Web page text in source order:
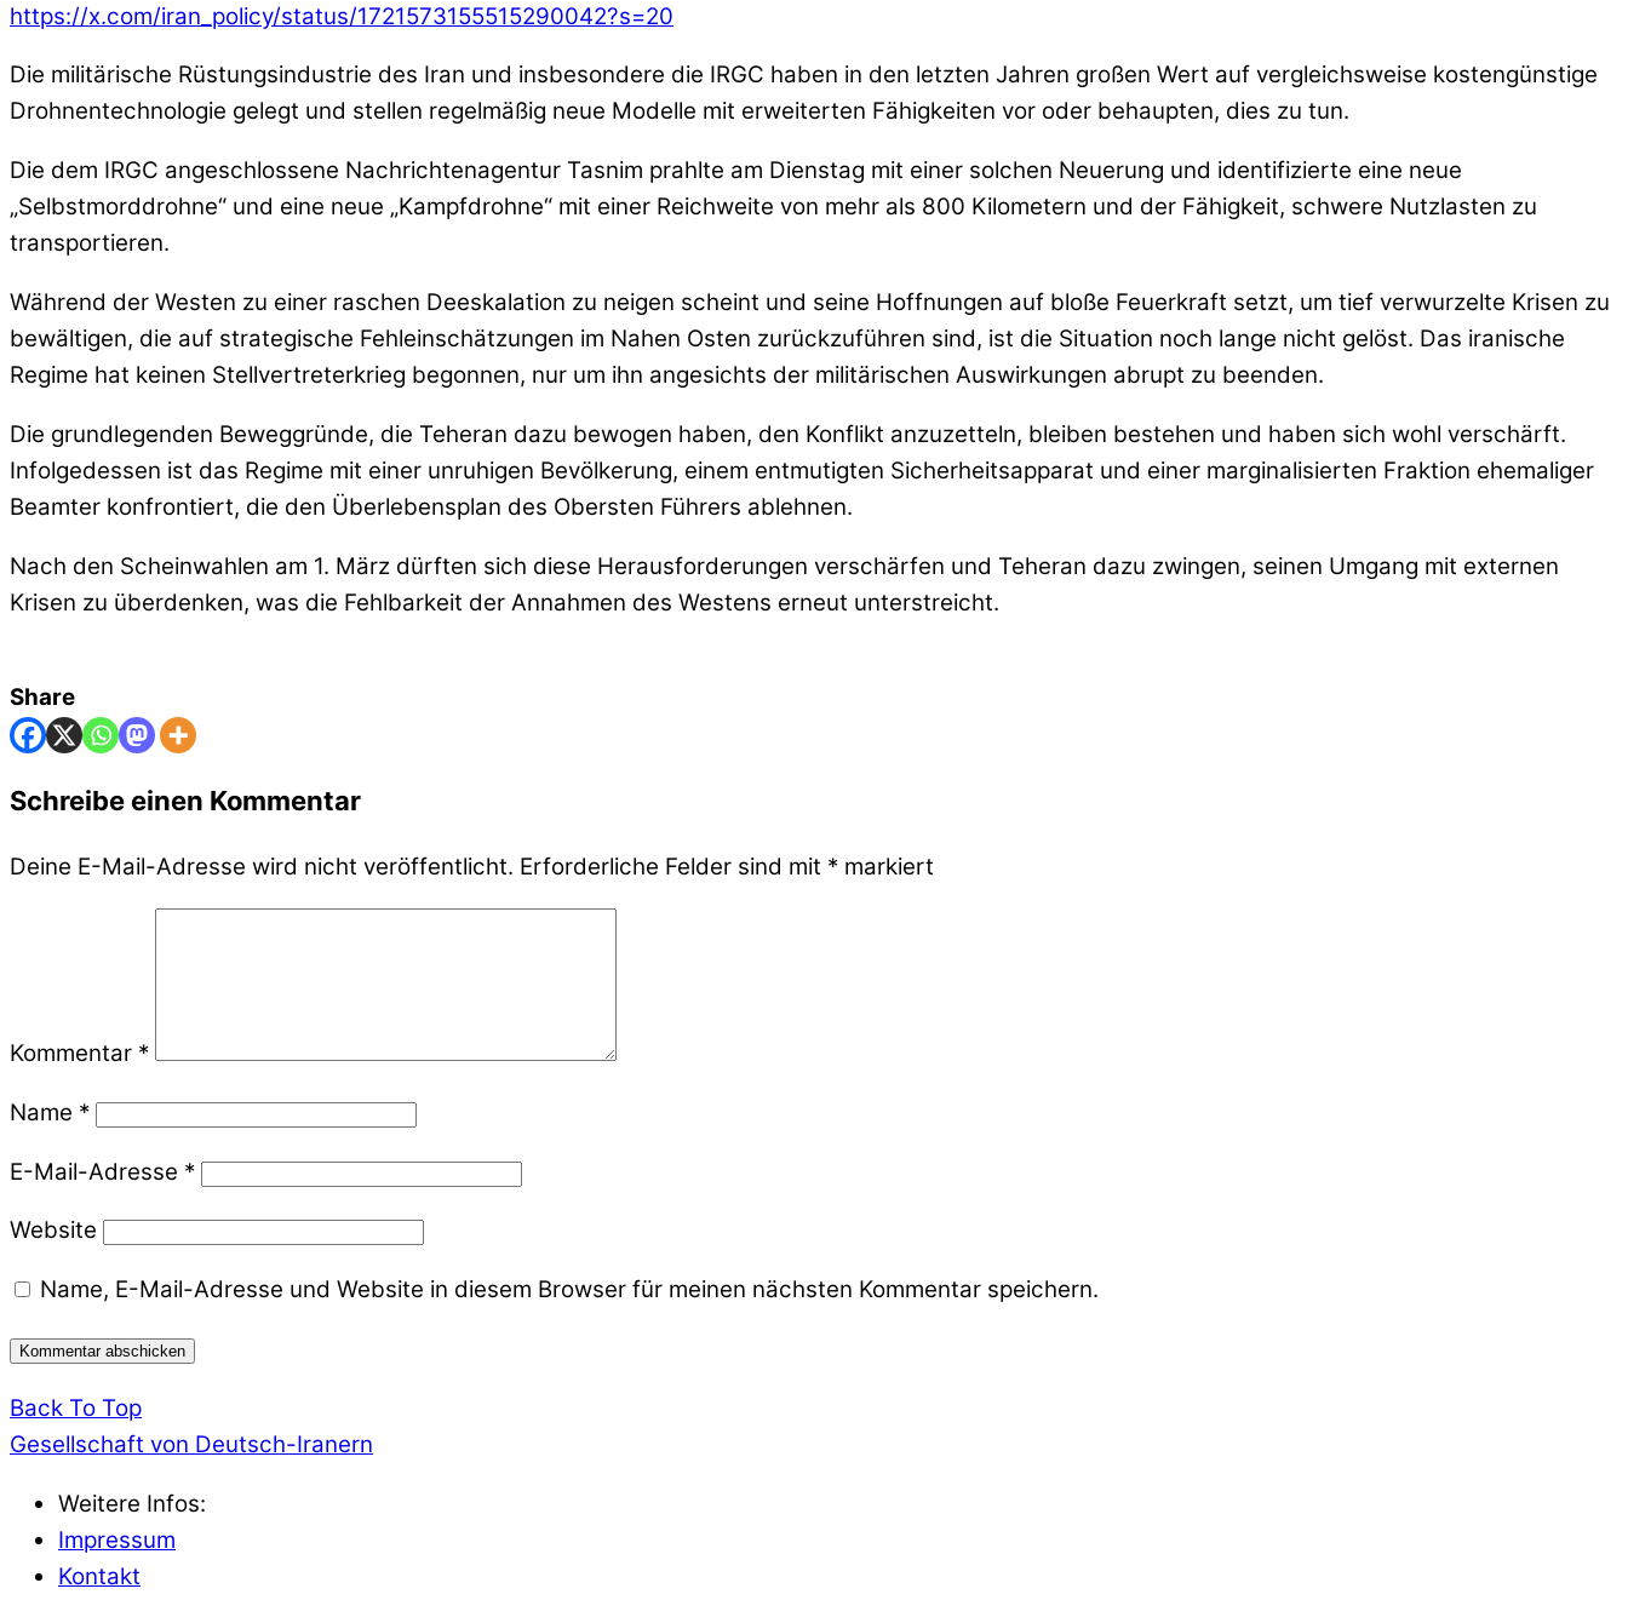
https://x.com/iran_policy/status/1721573155515290042?s=20
Die militärische Rüstungsindustrie des Iran und insbesondere die IRGC haben in den letzten Jahren großen Wert auf vergleichsweise kostengünstige
Drohnentechnologie gelegt und stellen regelmäßig neue Modelle mit erweiterten Fähigkeiten vor oder behaupten, dies zu tun.
Die dem IRGC angeschlossene Nachrichtenagentur Tasnim prahlte am Dienstag mit einer solchen Neuerung und identifizierte eine neue
„Selbstmorddrohne“ und eine neue „Kampfdrohne“ mit einer Reichweite von mehr als 800 Kilometern und der Fähigkeit, schwere Nutzlasten zu
transportieren.
Während der Westen zu einer raschen Deeskalation zu neigen scheint und seine Hoffnungen auf bloße Feuerkraft setzt, um tief verwurzelte Krisen zu
bewältigen, die auf strategische Fehleinschätzungen im Nahen Osten zurückzuführen sind, ist die Situation noch lange nicht gelöst. Das iranische
Regime hat keinen Stellvertreterkrieg begonnen, nur um ihn angesichts der militärischen Auswirkungen abrupt zu beenden.
Die grundlegenden Beweggründe, die Teheran dazu bewogen haben, den Konflikt anzuzetteln, bleiben bestehen und haben sich wohl verschärft.
Infolgedessen ist das Regime mit einer unruhigen Bevölkerung, einem entmutigten Sicherheitsapparat und einer marginalisierten Fraktion ehemaliger
Beamter konfrontiert, die den Überlebensplan des Obersten Führers ablehnen.
Nach den Scheinwahlen am 1. März dürften sich diese Herausforderungen verschärfen und Teheran dazu zwingen, seinen Umgang mit externen
Krisen zu überdenken, was die Fehlbarkeit der Annahmen des Westens erneut unterstreicht.
Share
Schreibe einen Kommentar
Deine E-Mail-Adresse wird nicht veröffentlicht. Erforderliche Felder sind mit * markiert
Kommentar *
Name *
E-Mail-Adresse *
Website
Name, E-Mail-Adresse und Website in diesem Browser für meinen nächsten Kommentar speichern.
Back To Top
Gesellschaft von Deutsch-Iranern
Weitere Infos:
Impressum
Kontakt